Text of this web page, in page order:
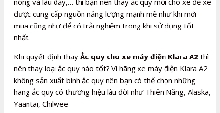
được cung cấp nguồn năng lượng mạnh mẽ như khi mới
mua cũng như để có trải nghiệm trong khi sử dụng tốt
nhất.
Khi quyết định thay Ắc quy cho xe máy điện Klara A2 thì
nên thay loại ắc quy nào tốt? Vì hãng xe máy điện Klara A2
không sản xuất bình ắc quy nên bạn có thể chọn những
hãng ắc quy có thương hiệu lâu đời như Thiên Năng, Alaska,
Yaantai, Chilwee